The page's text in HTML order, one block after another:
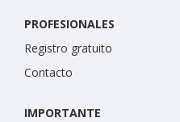
PROFESIONALES
Registro gratuito
Contacto
IMPORTANTE